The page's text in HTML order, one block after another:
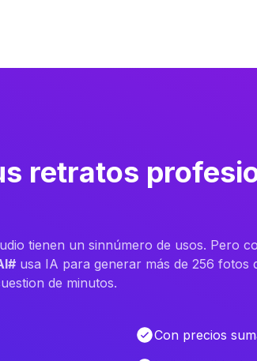
retratos
tienen un sinnúmero de usos. Pero
usa IA para generar más de 256 fotos
de minutos.
Con precios